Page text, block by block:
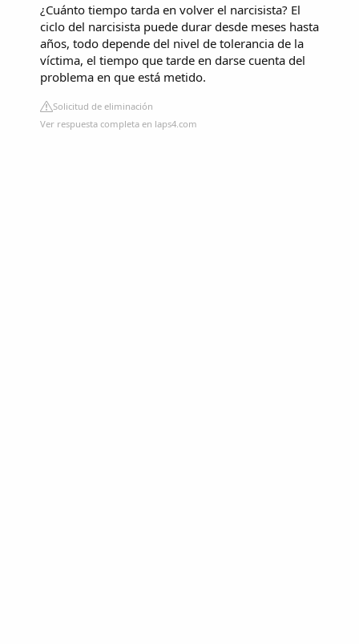
¿Cuánto tiempo tarda en volver el narcisista? El
ciclo del narcisista puede durar desde meses hasta
años, todo depende del nivel de tolerancia de la
víctima, el tiempo que tarde en darse cuenta del
problema en que está metido.
Solicitud de eliminación
Ver respuesta completa en laps4.com